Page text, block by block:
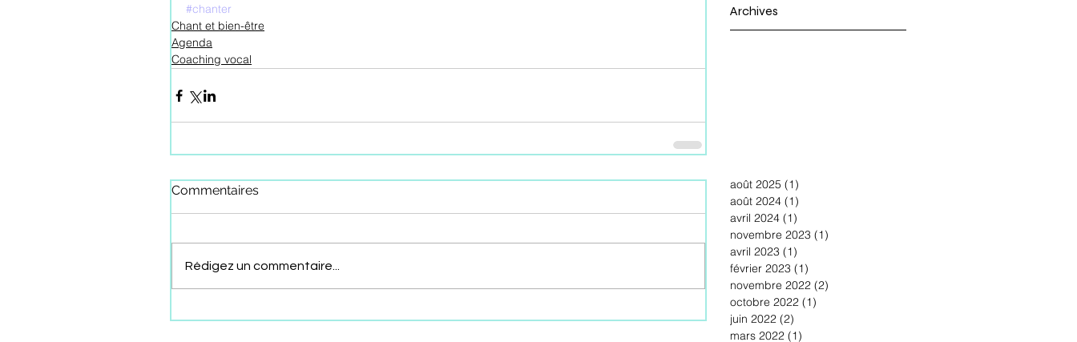
#chanter
Chant et bien-être
Agenda
Coaching vocal
Commentaires
Rédigez un commentaire...
Archives
août 2025 (1)
août 2024 (1)
avril 2024 (1)
novembre 2023 (1)
avril 2023 (1)
février 2023 (1)
novembre 2022 (2)
octobre 2022 (1)
juin 2022 (2)
mars 2022 (1)